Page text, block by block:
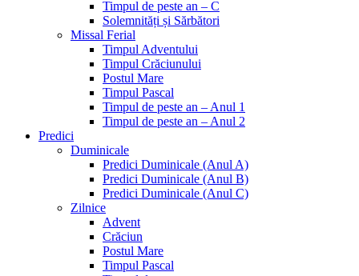
Timpul de peste an – C
Solemnități și Sărbători
Missal Ferial
Timpul Adventului
Timpul Crăciunului
Postul Mare
Timpul Pascal
Timpul de peste an – Anul 1
Timpul de peste an – Anul 2
Predici
Duminicale
Predici Duminicale (Anul A)
Predici Duminicale (Anul B)
Predici Duminicale (Anul C)
Zilnice
Advent
Crăciun
Postul Mare
Timpul Pascal